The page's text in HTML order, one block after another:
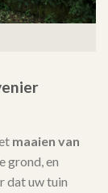
maaien van
grond, en
dat uw tuin